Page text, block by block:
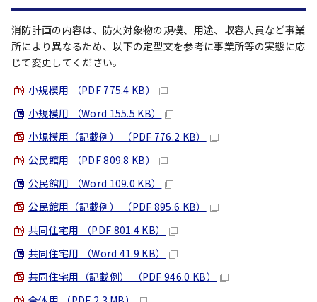
消防計画の内容は、防火対象物の規模、用途、収容人員など事業
所により異なるため、以下の定型文を参考に事業所等の実態に応
じて変更してください。
小規模用 （PDF 775.4 KB）
小規模用 （Word 155.5 KB）
小規模用（記載例） （PDF 776.2 KB）
公民館用 （PDF 809.8 KB）
公民館用 （Word 109.0 KB）
公民館用（記載例） （PDF 895.6 KB）
共同住宅用 （PDF 801.4 KB）
共同住宅用 （Word 41.9 KB）
共同住宅用（記載例） （PDF 946.0 KB）